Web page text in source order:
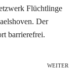
Flüchtlinge
Der
barrierefrei.
WEITER